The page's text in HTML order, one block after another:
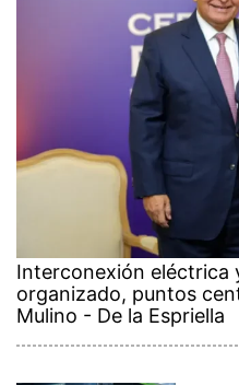
Interconexión eléctrica
organizado, puntos
Mulino - De la Espriella